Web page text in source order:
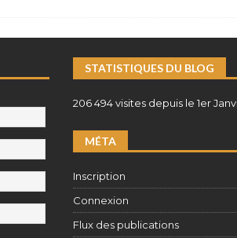
STATISTIQUES DU BLOG
206 494 visites depuis le 1er
MÉTA
Inscription
Connexion
Flux des publications